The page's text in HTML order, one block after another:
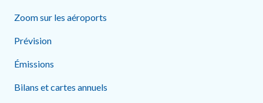
Zoom sur les aéroports
Prévision
Émissions
Bilans et cartes annuels